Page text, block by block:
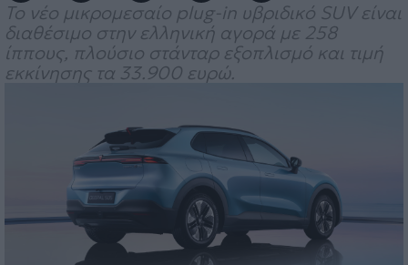
Το νέο μικρομεσαίο plug-in υβριδικό SUV είναι
διαθέσιμο στην ελληνική αγορά με 258
ίππους, πλούσιο στάνταρ εξοπλισμό και τιμή
εκκίνησης τα 33.900 ευρώ.